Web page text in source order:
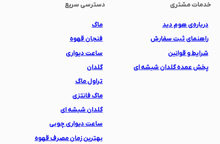
خدمات مشتری
درباره‌ی هوم دید
راهنمای ثبت سفارش
شرایط و قوانین
پخش عمده گلدان شیشه ای
دسترسی سریع
ماگ
فنجان قهوه
ساعت دیواری
گلدان
تراول ماگ
ماگ فانتزی
گلدان شیشه ای
ساعت دیواری چوبی
بهترین زمان مصرف قهوه